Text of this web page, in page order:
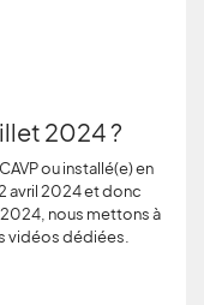
2024 ?
ou installé(e) en
avril 2024 et donc
nous mettons à
vidéos dédiées.